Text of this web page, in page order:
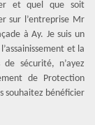
et quel que soit
sur l’entreprise Mr
à Ay. Je suis un
et la
sécurité, n’ayez
de Protection
souhaitez bénéficier